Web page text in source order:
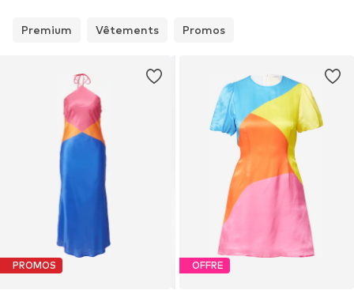
Premium Vêtements Promos
PROMOS OFFRE